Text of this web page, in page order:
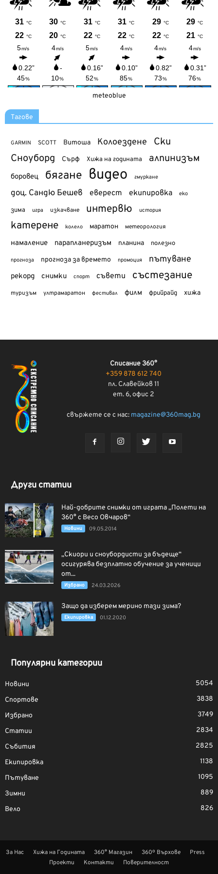
meteoblue
Тагове
GARMIN SCOTT Витоша Колоездене Ски
Сноуборд Сърф Хижа на годината алпинизъм
боровец бягане видео гмуркане
доц. Сандю Бешев еверест екипировка еко
зима игра изкачване интервю история
катерене колело маратон метеорология
намаление парапланеризъм планина полезно
прогноза прогноза за времето промоция пътуване
рекорд снимки спорт съвети състезание
туризъм ултрамаратон фестивал филм фрийрайд хижа
Списание 360°
+359 878 612 740
пл. Славейков 11
ет. 6, офис 2
свържете се с нас: magazine@360mag.bg
Други статии
Най-добрите снимки от играта „Полети на
360° с Весо Овчаров“
Новини 09.05.2014
„Скиори и сноубордисти за бъдеще“
осигурява безплатно обучение за ученици
от...
Избрано 24.03.2026
Защо да изберем мерино тази зима?
Екипировка 01.12.2020
Популярни категории
Новини
5054
Спортове
3838
Избрано
3749
Статии
2834
Събития
2825
Екипировка
1138
Пътуване
1095
Зимни
889
Вело
826
За Нас Хижа на Годината 360° Магазин 360º Върхове
Press
Проекти
Контакти Поверителност